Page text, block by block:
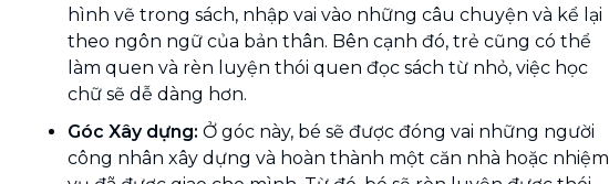
hình vẽ trong sách, nhập vai vào những câu chuyện và kể lại
theo ngôn ngữ của bản thân. Bên cạnh đó, trẻ cũng có thể
làm quen và rèn luyện thói quen đọc sách từ nhỏ, việc học
chữ sẽ dễ dàng hơn.
Góc Xây dựng: Ở góc này, bé sẽ được đóng vai những người
công nhân xây dựng và hoàn thành một căn nhà hoặc nhiệm